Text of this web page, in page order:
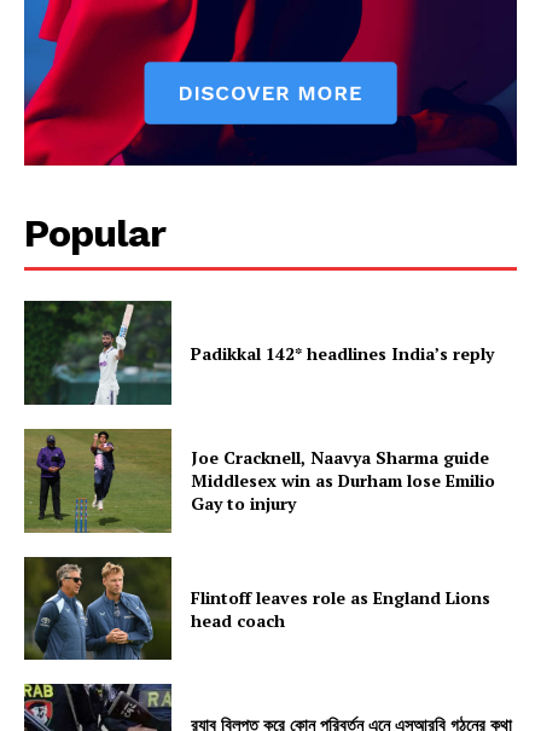
Popular
Padikkal 142* headlines India’s reply
Joe Cracknell, Naavya Sharma guide
Middlesex win as Durham lose Emilio
Gay to injury
Flintoff leaves role as England Lions
head coach
র‍্যাব বিলুপ্ত করে কোন পরিবর্তন এনে এসআরবি গঠনের কথা